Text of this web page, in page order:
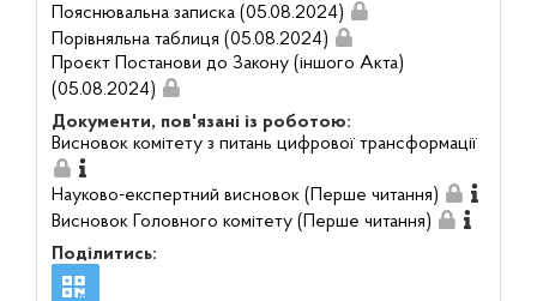
Пояснювальна записка (05.08.2024)
Порівняльна таблиця (05.08.2024)
Проєкт Постанови до Закону (іншого Акта)
(05.08.2024)
Документи, пов'язані із роботою:
Висновок комітету з питань цифрової трансформації
Науково-експертний висновок (Перше читання)
Висновок Головного комітету (Перше читання)
Поділитись: